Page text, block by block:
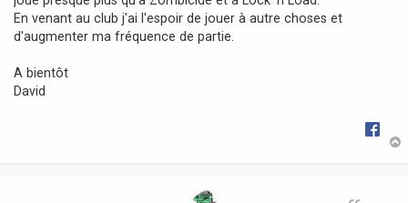
En venant au club j'ai l'espoir de jouer à autre choses et
d'augmenter ma fréquence de partie.
A bientôt
David